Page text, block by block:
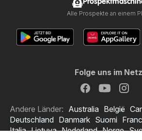
Alle Prospekte an einem
Folge uns im Netz
Andere Länder: Australia België
Deutschland Danmark Suomi
Italia Lietuva Nederland Norge